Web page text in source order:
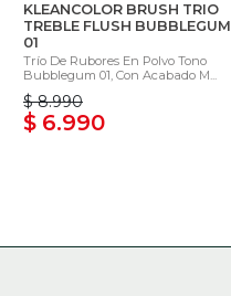
KLEANCOLOR BRUSH TRIO
TREBLE FLUSH BUBBLEGUM
01
Trío De Rubores En Polvo Tono
Bubblegum 01, Con Acabado M...
$ 8.990
$ 6.990